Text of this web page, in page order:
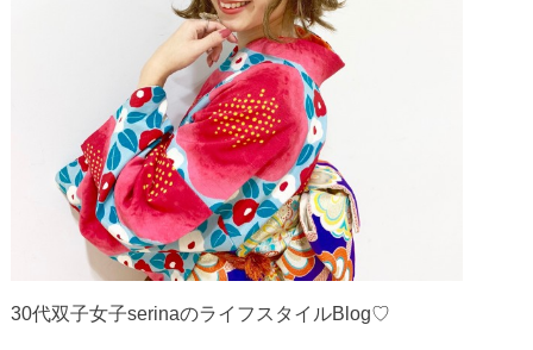
30代双子女子serinaのライフスタイルBlog♡